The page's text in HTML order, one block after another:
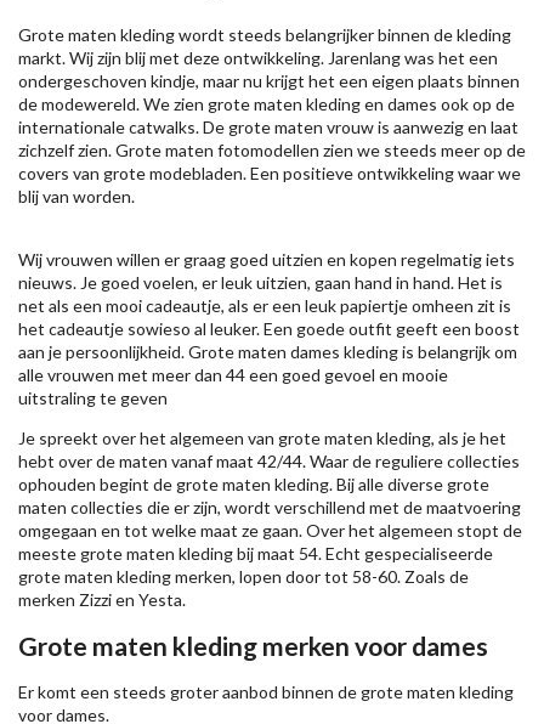
Grote maten kleding wordt steeds belangrijker binnen de kleding
markt. Wij zijn blij met deze ontwikkeling. Jarenlang was het een
ondergeschoven kindje, maar nu krijgt het een eigen plaats binnen
de modewereld. We zien grote maten kleding en dames ook op de
internationale catwalks. De grote maten vrouw is aanwezig en laat
zichzelf zien. Grote maten fotomodellen zien we steeds meer op de
covers van grote modebladen. Een positieve ontwikkeling waar we
blij van worden.
Wij vrouwen willen er graag goed uitzien en kopen regelmatig iets
nieuws. Je goed voelen, er leuk uitzien, gaan hand in hand. Het is
net als een mooi cadeautje, als er een leuk papiertje omheen zit is
het cadeautje sowieso al leuker. Een goede outfit geeft een boost
aan je persoonlijkheid. Grote maten dames kleding is belangrijk om
alle vrouwen met meer dan 44 een goed gevoel en mooie
uitstraling te geven
Je spreekt over het algemeen van grote maten kleding, als je het
hebt over de maten vanaf maat 42/44. Waar de reguliere collecties
ophouden begint de grote maten kleding. Bij alle diverse grote
maten collecties die er zijn, wordt verschillend met de maatvoering
omgegaan en tot welke maat ze gaan. Over het algemeen stopt de
meeste grote maten kleding bij maat 54. Echt gespecialiseerde
grote maten kleding merken, lopen door tot 58-60. Zoals de
merken Zizzien Yesta.
Grote maten kleding merken voor dames
Er komt een steeds groter aanbod binnen de grote maten kleding
voor dames.